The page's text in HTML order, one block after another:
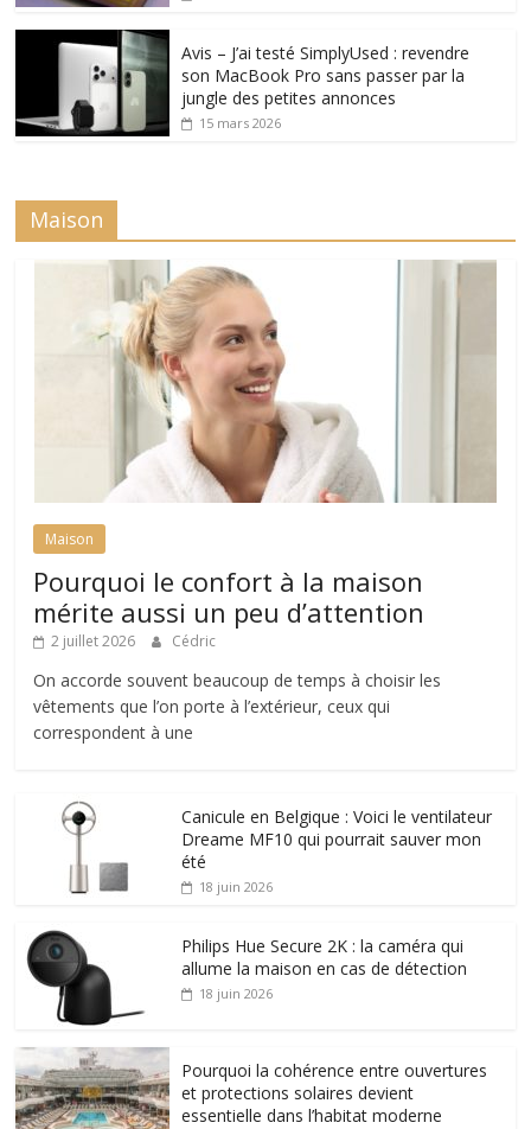
Avis – J’ai testé SimplyUsed : revendre
son MacBook Pro sans passer par la
jungle des petites annonces
15 mars 2026
Maison
Maison
Pourquoi le confort à la maison
mérite aussi un peu d’attention
2 juillet 2026 Cédric
On accorde souvent beaucoup de temps à choisir les
vêtements que l’on porte à l’extérieur, ceux qui
correspondent à une
Canicule en Belgique : Voici le ventilateur
Dreame MF10 qui pourrait sauver mon
été
18 juin 2026
Philips Hue Secure 2K : la caméra qui
allume la maison en cas de détection
18 juin 2026
Pourquoi la cohérence entre ouvertures
et protections solaires devient
essentielle dans l’habitat moderne